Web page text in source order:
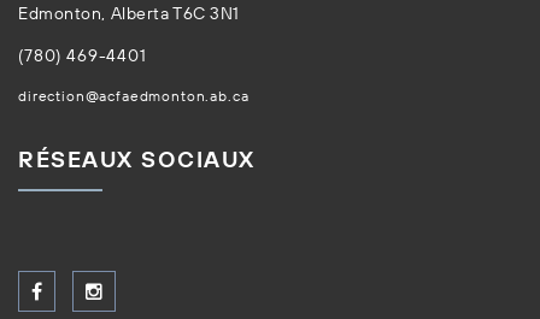
Edmonton, Alberta T6C 3N1
(780) 469-4401
direction@acfaedmonton.ab.ca
RÉSEAUX SOCIAUX